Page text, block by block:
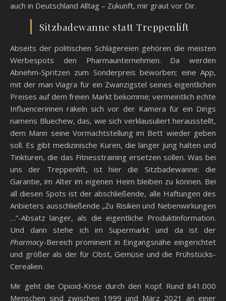
auch in Deutschland Alltag – Zukunft, mir graut vor Dir.
Sitzbadewanne statt Treppenlift
Abseits der politischen Schlägereien gehören die meisten
Werbespots den Pharmaunternehmen. Da werden
Abnehm-Spritzen zum Sonderpreis beworben; eine App,
mit der man Viagra für ein Zwanzigstel seines eigentlichen
Preises auf dem freien Markt bekomme; vermeintlich echte
Influencerinnen räkeln sich vor der Kamera für ein Dings
namens Bluechew, das, wie sich verklausuliert herausstellt,
dem Mann seine Vormachtstellung im Bett wieder geben
soll. Es gibt medizinische Kuren, die länger jung halten und
Tinkturen, die das Fitnesstraining ersetzen sollen. Was bei
uns der Treppenlift, ist hier die Sitzbadewanne: die
Garantie, im Alter im eigenen Heim bleiben zu können. Bei
all diesen Spots ist der abschließende, alle Haftungen des
Anbieters ausschließende „Zu Risiken und Nebenwirkungen
…“-Absatz länger, als die eigentliche Produktinformation.
Und dann stehe ich im Supermarkt und da ist der
Pharmacy-Bereich prominent in Eingangsnähe eingerichtet
und größer als der für Obst, Gemüse und die Frühstücks-
Cerealien.
Mir geht die Opioid-Krise durch den Kopf. Rund 841.000
Menschen sind zwischen 1999 und März 2021 an einer